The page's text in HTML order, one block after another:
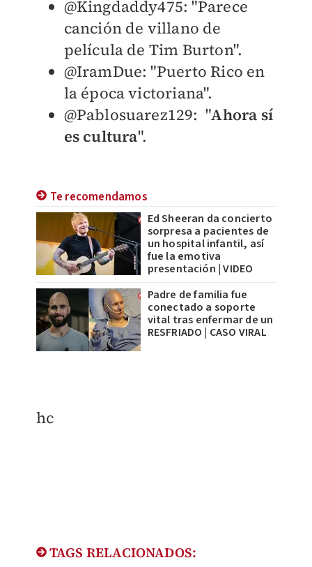
@Kingdaddy475: "Parece
canción de villano de
película de Tim Burton".
@IramDue: "Puerto Rico en
la época victoriana".
@Pablosuarez129: "Ahora sí
es cultura".
Te recomendamos
Ed Sheeran da concierto
sorpresa a pacientes de
un hospital infantil, así
fue la emotiva
presentación | VIDEO
Padre de familia fue
conectado a soporte
vital tras enfermar de un
RESFRIADO | CASO VIRAL
hc
TAGS RELACIONADOS: